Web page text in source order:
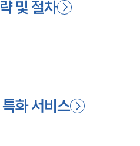
및 절차
화 서비스